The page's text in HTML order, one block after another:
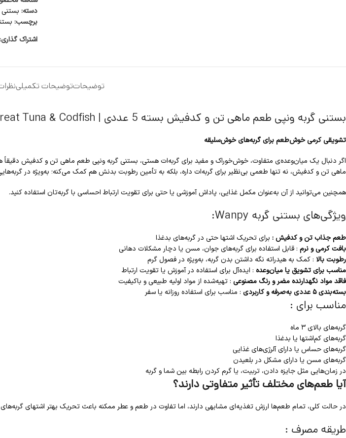
دسته: بستنی
برچسب:
اشتراک گذاری:
توضیحاتتوضیحات تکمیلی
بستنی گربه ونپی طعم ماهی تن و کدفیش بسته 5 عددی | Wanpy Creamy Treat Tuna & Codfish
تشویقی کرمی خوش‌طعم برای گربه‌های خوش‌سلیقه
اگر دنبال یک میان‌وعده‌ی متفاوت، خوش‌خوراک و مفید برای گربه‌ات هستی، بستنی گربه ونپی طعم ماهی تن و کدفیش دقیقاً
ماهی تن و کدفیش، نه تنها طعمی بی‌نظیر برای گربه‌ات داره، بلکه به تأمین رطوبت بدنش هم کمک می‌کنه؛ به‌ویژه در
همچنین می‌توانید از آن به‌عنوان مکمل غذایی، پاداش آموزشی یا حتی برای تقویت ارتباط احساسی با گربه‌تان استفاده کنید.
ویژگی‌های بستنی گربه Wanpy:
طعم جذاب تن و کدفیش : برای تحریک اشتها حتی در گربه‌های بدغذا
بافت کرمی و نرم : قابل استفاده برای گربه‌های جوان، مسن یا دچار مشکلات دهانی
رطوبت بالا : کمک به هیدراته نگه داشتن بدن گربه، به‌ویژه در فصول گرم
مناسب برای تشویق یا میان‌وعده : ایده‌آل برای استفاده در آموزش یا تقویت ارتباط
فاقد مواد نگهدارنده مضر و رنگ مصنوعی : تهیه‌شده از مواد اولیه طبیعی و باکیفیت
بسته‌بندی ۵ عددی به‌صرفه و کاربردی
: مناسب برای استفاده روزانه یا سفر
مناسب برای :
گربه‌های بالای ۳ ماه
گربه‌های کم‌اشتها یا بدغذا
گربه‌های حساس یا دارای آلرژی‌های غذایی
گربه‌های مسن یا دارای مشکل در بلعیدن
در زمان‌هایی مثل جایزه دادن، تربیت، یا گرم‌ کردن رابطه بین شما و گربه
آیا طعم‌های مختلف تأثیر متفاوتی دارند؟
در حالت کلی، تمام طعم‌ها ارزش تغذیه‌ای مشابهی دارند، اما تفاوت در طعم و عطر ممکنه باعث تحریک بهتر اشتهای
طریقه مصرف :